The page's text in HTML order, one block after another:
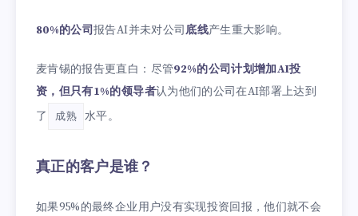
80%的公司报告AI并未对公司底线产生重大影响。
麦肯锡的报告更直白：尽管92%的公司计划增加AI投
资，但只有1%的领导者认为他们的公司在AI部署上达到
了
成熟 水平。
真正的客户是谁？
如果95%的最终企业用户没有实现投资回报，他们就不会